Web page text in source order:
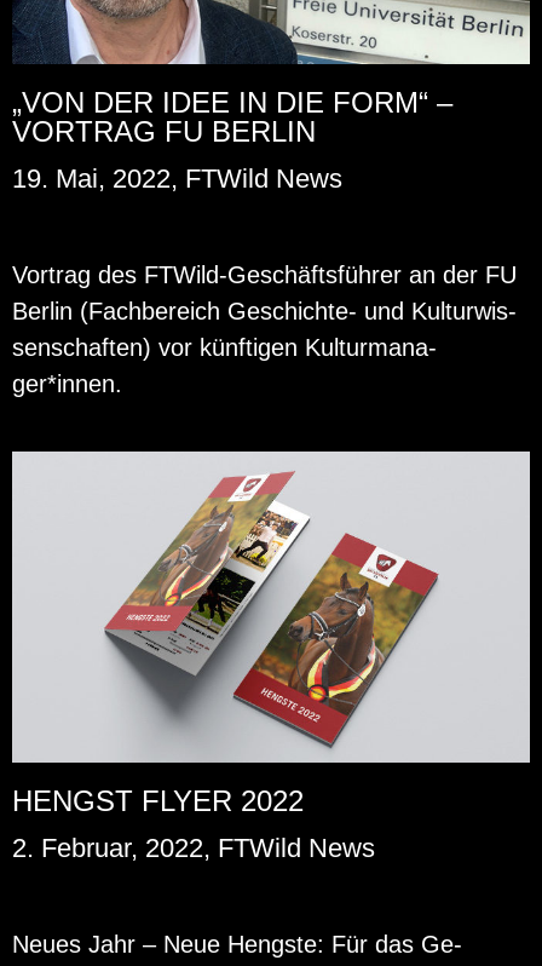
„VON DER IDEE IN DIE FORM“ –
VORTRAG FU BERLIN
19. Mai, 2022, FTWild News
Vor­trag des FT­Wild-Ge­schäfts­füh­rer an der FU
Ber­lin (Fach­be­reich Ge­schich­te- und Kul­tur­wis­
sen­schaf­ten) vor künf­ti­gen Kul­tur­ma­na­
ger*innen.
HENGST FLYER 2022
2. Februar, 2022, FTWild News
Neues Jahr – Neue Hengs­te: Für das Ge­